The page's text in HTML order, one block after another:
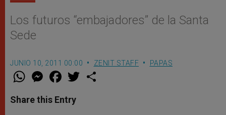
Los futuros “embajadores” de la Santa
Sede
JUNIO 10, 2011 00:00 ZENIT STAFF PAPAS
W
t
s
M
e
s
e
F
a
e
b
w
Share this Entry